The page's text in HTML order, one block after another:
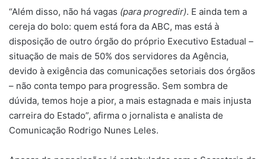
“Além disso, não há vagas (para progredir). E ainda tem a
cereja do bolo: quem está fora da ABC, mas está à
disposição de outro órgão do próprio Executivo Estadual –
situação de mais de 50% dos servidores da Agência,
devido à exigência das comunicações setoriais dos órgãos
– não conta tempo para progressão. Sem sombra de
dúvida, temos hoje a pior, a mais estagnada e mais injusta
carreira do Estado”, afirma o jornalista e analista de
Comunicação Rodrigo Nunes Leles.